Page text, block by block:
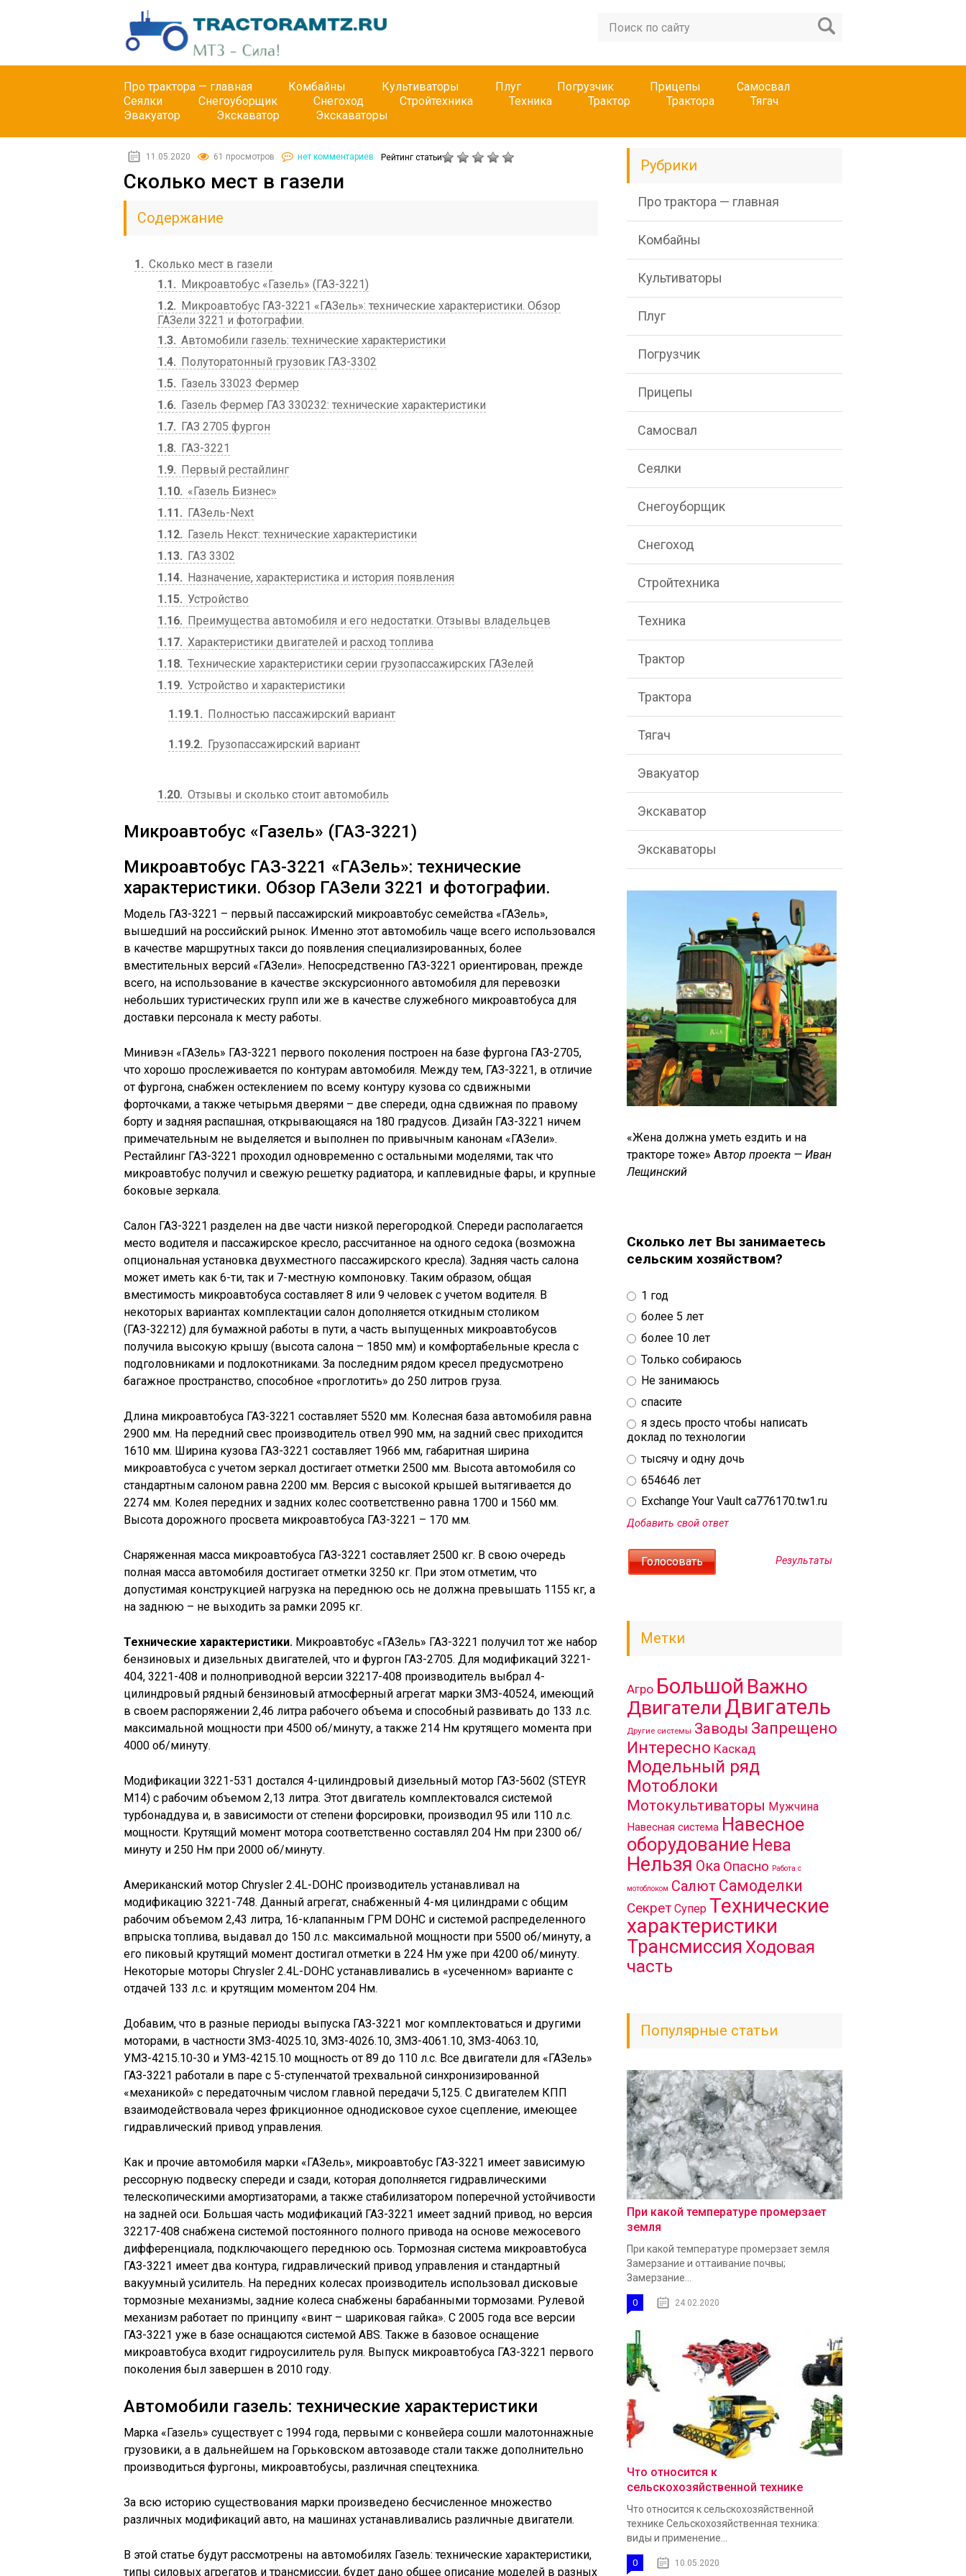
Про трактора — главная Комбайны Культиваторы Плуг Погрузчик Прицепы
Самосвал
Сеялки
Снегоуборщик Снегоход Стройтехника Техника Трактор Трактора
Тягач
Эвакуатор
Экскаватор Экскаваторы
11.05.2020 61 просмотров нет комментариев Рейтинг статьи
Сколько мест в газели
Содержание
1
Сколько мест в газели
1.1
Микроавтобус «Газель» (ГАЗ-3221)
1.2
Микроавтобус ГАЗ-3221 «ГАЗель»: технические характеристики. Обзор
ГАЗели 3221 и фотографии.
1.3 Автомобили газель: технические характеристики
1.4
Полуторатонный грузовик ГАЗ-3302
1.5
Газель 33023 Фермер
1.6
Газель Фермер ГАЗ 330232: технические характеристики
1.7
ГАЗ 2705 фургон
1.8
ГАЗ-3221
1.9
Первый рестайлинг
1.10
«Газель Бизнес»
1.11
ГАЗель-Next
1.12
Газель Некст: технические характеристики
1.13
ГАЗ 3302
1.14
Назначение, характеристика и история появления
1.15 Устройство
1.16
Преимущества автомобиля и его недостатки. Отзывы владельцев
1.17 Характеристики двигателей и расход топлива
1.18 Технические характеристики серии грузопассажирских ГАЗелей
1.19 Устройство и характеристики
1.19.1 Полностью пассажирский вариант
1.19.2 Грузопассажирский вариант
1.20 Отзывы и сколько стоит автомобиль
Микроавтобус «Газель» (ГАЗ-3221)
Микроавтобус ГАЗ-3221 «ГАЗель»: технические
характеристики. Обзор ГАЗели 3221 и фотографии.
Модель ГАЗ-3221 – первый пассажирский микроавтобус семейства «ГАЗель»,
вышедший на российский рынок. Именно этот автомобиль чаще всего использовался
в качестве маршрутных такси до появления специализированных, более
вместительных версий «ГАЗели». Непосредственно ГАЗ-3221 ориентирован, прежде
всего, на использование в качестве экскурсионного автомобиля для перевозки
небольших туристических групп или же в качестве служебного микроавтобуса для
доставки персонала к месту работы.
Минивэн «ГАЗель» ГАЗ-3221 первого поколения построен на базе фургона ГАЗ-2705,
что хорошо прослеживается по контурам автомобиля. Между тем, ГАЗ-3221, в отличие
от фургона, снабжен остеклением по всему контуру кузова со сдвижными
форточками, а также четырьмя дверями – две спереди, одна сдвижная по правому
борту и задняя распашная, открывающаяся на 180 градусов. Дизайн ГАЗ-3221 ничем
примечательным не выделяется и выполнен по привычным канонам «ГАЗели».
Рестайлинг ГАЗ-3221 проходил одновременно с остальными моделями, так что
микроавтобус получил и свежую решетку радиатора, и каплевидные фары, и крупные
боковые зеркала.
Салон ГАЗ-3221 разделен на две части низкой перегородкой. Спереди располагается
место водителя и пассажирское кресло, рассчитанное на одного седока (возможна
опциональная установка двухместного пассажирского кресла). Задняя часть салона
может иметь как 6-ти, так и 7-местную компоновку. Таким образом, общая
вместимость микроавтобуса составляет 8 или 9 человек с учетом водителя. В
некоторых вариантах комплектации салон дополняется откидным столиком
(ГАЗ-32212) для бумажной работы в пути, а часть выпущенных микроавтобусов
получила высокую крышу (высота салона – 1850 мм) и комфортабельные кресла с
подголовниками и подлокотниками. За последним рядом кресел предусмотрено
багажное пространство, способное «проглотить» до 250 литров груза.
Длина микроавтобуса ГАЗ-3221 составляет 5520 мм. Колесная база автомобиля равна
2900 мм. На передний свес производитель отвел 990 мм, на задний свес приходится
1610 мм. Ширина кузова ГАЗ-3221 составляет 1966 мм, габаритная ширина
микроавтобуса с учетом зеркал достигает отметки 2500 мм. Высота автомобиля со
стандартным салоном равна 2200 мм. Версия с высокой крышей вытягивается до
2274 мм. Колея передних и задних колес соответственно равна 1700 и 1560 мм.
Высота дорожного просвета микроавтобуса ГАЗ-3221 – 170 мм.
Снаряженная масса микроавтобуса ГАЗ-3221 составляет 2500 кг. В свою очередь
полная масса автомобиля достигает отметки 3250 кг. При этом отметим, что
допустимая конструкцией нагрузка на переднюю ось не должна превышать 1155 кг, а
на заднюю – не выходить за рамки 2095 кг.
Технические характеристики. Микроавтобус «ГАЗель» ГАЗ-3221 получил тот же набор
бензиновых и дизельных двигателей, что и фургон ГАЗ-2705. Для модификаций 3221-
404, 3221-408 и полноприводной версии 32217-408 производитель выбрал 4-
цилиндровый рядный бензиновый атмосферный агрегат марки ЗМЗ-40524, имеющий
в своем распоряжении 2,46 литра рабочего объема и способный развивать до 133 л.с.
максимальной мощности при 4500 об/минуту, а также 214 Нм крутящего момента при
4000 об/минуту.
Модификации 3221-531 достался 4-цилиндровый дизельный мотор ГАЗ-5602 (STEYR
M14) с рабочим объемом 2,13 литра. Этот двигатель комплектовался системой
турбонаддува и, в зависимости от степени форсировки, производил 95 или 110 л.с.
мощности. Крутящий момент мотора соответственно составлял 204 Нм при 2300 об/
минуту и 250 Нм при 2000 об/минуту.
Американский мотор Chrysler 2.4L-DOHC производитель устанавливал на
модификацию 3221-748. Данный агрегат, снабженный 4-мя цилиндрами с общим
рабочим объемом 2,43 литра, 16-клапанным ГРМ DOHC и системой распределенного
впрыска топлива, выдавал до 150 л.с. максимальной мощности при 5500 об/минуту, а
его пиковый крутящий момент достигал отметки в 224 Нм уже при 4200 об/минуту.
Некоторые моторы Chrysler 2.4L-DOHC устанавливались в «усеченном» варианте с
отдачей 133 л.с. и крутящим моментом 204 Нм.
Добавим, что в разные периоды выпуска ГАЗ-3221 мог комплектоваться и другими
моторами, в частности ЗМЗ-4025.10, ЗМЗ-4026.10, ЗМЗ-4061.10, ЗМЗ-4063.10,
УМЗ-4215.10-30 и УМЗ-4215.10 мощность от 89 до 110 л.с. Все двигатели для «ГАЗель»
ГАЗ-3221 работали в паре с 5-ступенчатой трехвальной синхронизированной
«механикой» с передаточным числом главной передачи 5,125. С двигателем КПП
взаимодействовала через фрикционное однодисковое сухое сцепление, имеющее
гидравлический привод управления.
Как и прочие автомобиля марки «ГАЗель», микроавтобус ГАЗ-3221 имеет зависимую
рессорную подвеску спереди и сзади, которая дополняется гидравлическими
телескопическими амортизаторами, а также стабилизатором поперечной устойчивости
на задней оси. Большая часть модификаций ГАЗ-3221 имеет задний привод, но версия
32217-408 снабжена системой постоянного полного привода на основе межосевого
дифференциала, подключающего переднюю ось. Тормозная система микроавтобуса
ГАЗ-3221 имеет два контура, гидравлический привод управления и стандартный
вакуумный усилитель. На передних колесах производитель использовал дисковые
тормозные механизмы, задние колеса снабжены барабанными тормозами. Рулевой
механизм работает по принципу «винт – шариковая гайка». С 2005 года все версии
ГАЗ-3221 уже в базе оснащаются системой ABS. Также в базовое оснащение
микроавтобуса входит гидроусилитель руля. Выпуск микроавтобуса ГАЗ-3221 первого
поколения был завершен в 2010 году.
Автомобили газель: технические характеристики
Марка «Газель» существует с 1994 года, первыми с конвейера сошли малотоннажные
грузовики, а в дальнейшем на Горьковском автозаводе стали также дополнительно
производиться фургоны, микроавтобусы, различная спецтехника.
За всю историю существования марки произведено бесчисленное множество
различных модификаций авто, на машинах устанавливались различные двигатели.
В этой статье будут рассмотрены на автомобилях Газель: технические характеристики,
типы силовых агрегатов и трансмиссии, будет дано общее описание моделей в разных
Рубрики
Про трактора — главная
Комбайны
Культиваторы
Плуг
Погрузчик
Прицепы
Самосвал
Сеялки
Снегоуборщик
Снегоход
Стройтехника
Техника
Трактор
Трактора
Тягач
Эвакуатор
Экскаватор
Экскаваторы
«Жена должна уметь ездить и на
тракторе тоже» Автор проекта — Иван
Лещинский
Сколько лет Вы занимаетесь
сельским хозяйством?
1 год
более 5 лет
более 10 лет
Только собираюсь
Не занимаюсь
спасите
я здесь просто чтобы написать
доклад по технологии
тысячу и одну дочь
654646 лет
Exchange Your Vault ca776170.tw1.ru
Добавить свой ответ
Результаты
Метки
Агро Большой Важно
ДвигателиДвигатель
Другие системы Заводы Запрещено
Интересно Каскад
Модельный ряд
Мотоблоки
Мотокультиваторы Мужчина
Навесная система Навесное
оборудование Нева
Нельзя Ока Опасно Работа с
мотоблоком Салют Самоделки
Секрет Супер Технические
характеристики
Трансмиссия Ходовая
часть
Популярные статьи
При какой температуре промерзает
земля
При какой температуре промерзает земля
Замерзание и оттаивание почвы;
Замерзание...
0 24.02.2020
Что относится к
сельскохозяйственной технике
Что относится к сельскохозяйственной
технике Сельскохозяйственная техника:
виды и применение...
0 10.05.2020